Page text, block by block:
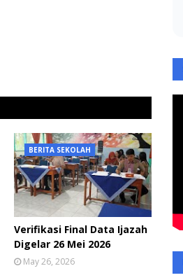
BERITA SEKOLAH
Verifikasi Final Data Ijazah
Digelar 26 Mei 2026
May 26, 2026